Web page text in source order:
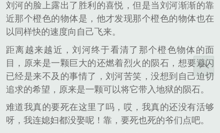
刘河的脸上露出了胜利的喜悦，但是当刘河渐渐的靠
近那个橙色的物体是，他才发现那个橙色的物体也在
以同样快的速度向自己飞来。
距离越来越近，刘河终于看清了那个橙色物体的面
目，原来是一颗巨大的还燃着烈火的陨石，想要避闪
已经是来不及的事情了，刘河苦笑，没想到自己迫切
追求的希望，原来是一颗可以将它带入地狱的陨石。
难道我真的要死在这里了吗，哎，我真的还没有活够
呀，我连媳妇都没娶呢！靠，要死也死的爷们点吧。